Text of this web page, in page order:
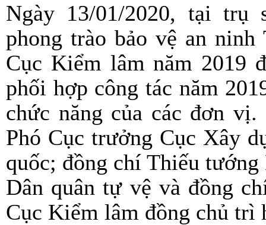
Ngày 13/01/2020, tại
phong trào bảo vệ an
Cục Kiểm lâm năm 2019
phối hợp công tác năm
chức năng của các đơn
Phó Cục trưởng Cục Xây
quốc; đồng chí Thiếu
Dân quân tự vệ và đồng
Cục Kiểm lâm đồng chủ trì